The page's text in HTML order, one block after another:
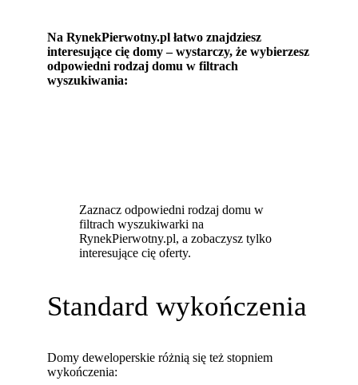
Na RynekPierwotny.pl łatwo znajdziesz
interesujące cię domy – wystarczy, że wybierzesz
odpowiedni rodzaj domu w filtrach
wyszukiwania:
Zaznacz odpowiedni rodzaj domu w
filtrach wyszukiwarki na
RynekPierwotny.pl, a zobaczysz tylko
interesujące cię oferty.
Standard wykończenia
Domy deweloperskie różnią się też stopniem
wykończenia: